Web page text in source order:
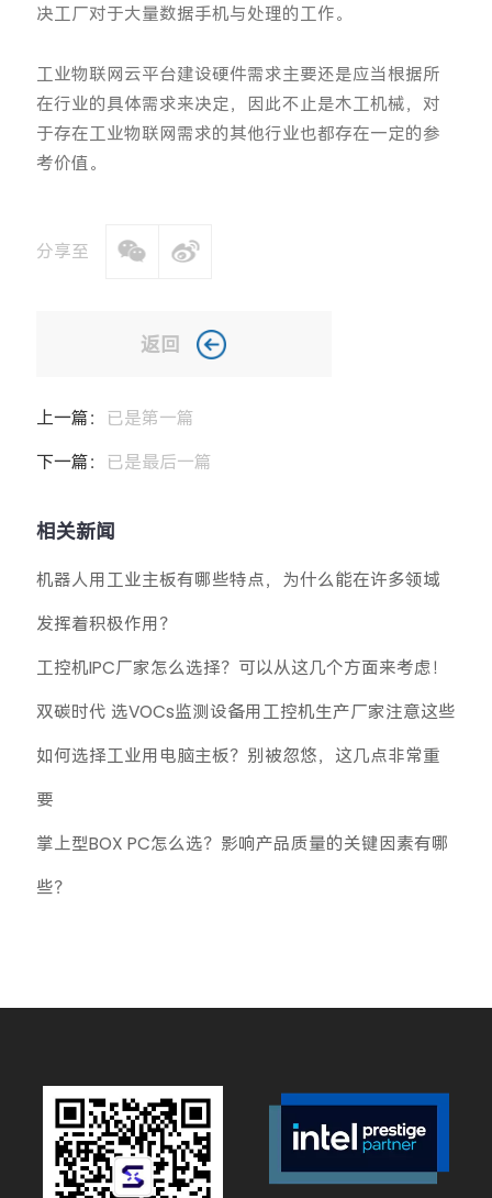
决工厂对于大量数据手机与处理的工作。
工业物联网云平台建设硬件需求主要还是应当根据所
在行业的具体需求来决定，因此不止是木工机械，对
于存在工业物联网需求的其他行业也都存在一定的参
考价值。
分享至
返回
上一篇： 已是第一篇
下一篇： 已是最后一篇
相关新闻
机器人用工业主板有哪些特点，为什么能在许多领域
发挥着积极作用？
工控机IPC厂家怎么选择？可以从这几个方面来考虑！
双碳时代 选VOCs监测设备用工控机生产厂家注意这些
如何选择工业用电脑主板？别被忽悠，这几点非常重
要
掌上型BOX PC怎么选？影响产品质量的关键因素有哪
些？